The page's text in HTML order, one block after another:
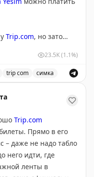
Trip.com, но зато
трафика и, что самое
еще пакеты (без
что 20 гигов
Проверено
недели ушло
не надо
хуже по объему
лимитные. У Yesim,
23.5K(1.1%)
trip com симка
Trip.com
Прямо в его
– даже не надо табло
него идти, где
ленты в